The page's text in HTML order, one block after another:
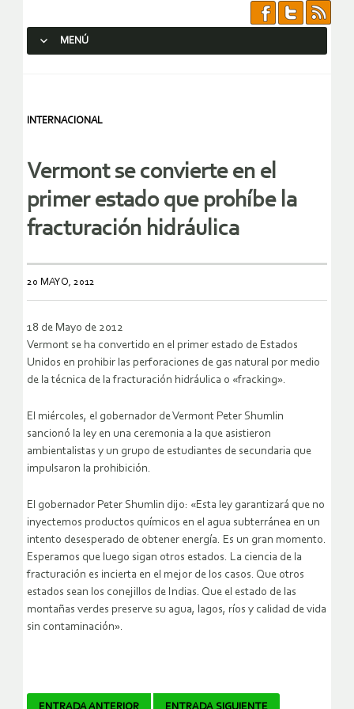
MENÚ
INTERNACIONAL
Vermont se convierte en el
primer estado que prohíbe la
fracturación hidráulica
20 MAYO, 2012
18 de Mayo de 2012
Vermont se ha convertido en el primer estado de Estados
Unidos en prohibir las perforaciones de gas natural por medio
de la técnica de la fracturación hidráulica o «fracking».
El miércoles, el gobernador de Vermont Peter Shumlin
sancionó la ley en una ceremonia a la que asistieron
ambientalistas y un grupo de estudiantes de secundaria que
impulsaron la prohibición.
El gobernador Peter Shumlin dijo: «Esta ley garantizará que no
inyectemos productos químicos en el agua subterránea en un
intento desesperado de obtener energía. Es un gran momento.
Esperamos que luego sigan otros estados. La ciencia de la
fracturación es incierta en el mejor de los casos. Que otros
estados sean los conejillos de Indias. Que el estado de las
montañas verdes preserve su agua, lagos, ríos y calidad de vida
sin contaminación».